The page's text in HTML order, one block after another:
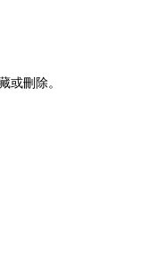
或刪除。